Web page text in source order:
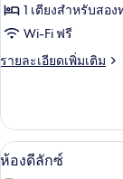
ซู
พี
เรีย
1 เตียงสำหรับสอง
Wi-Fi ฟรี
รายละเอียดเพิ่มเติม
ราย
เกี่ยว
กับ
ห้อง
เปิด
18
ห้องดีลักซ์